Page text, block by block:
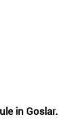
in Goslar.